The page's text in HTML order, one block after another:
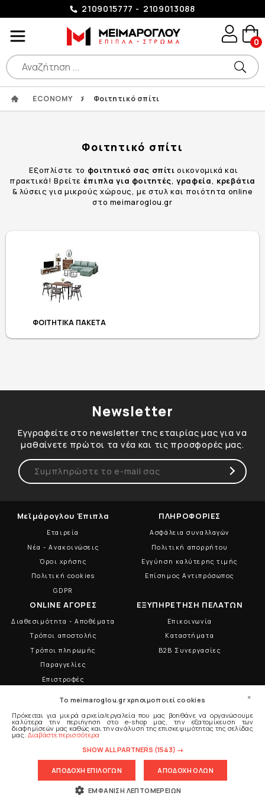
2109015777 2109013088
0
ECONOMY / Φοιτητικό σπίτι
Φοιτητικό σπίτι
Εξοπλίστε το φοιτητικό σας σπίτι οικονομικά και
πρακτικά! Βρείτε έπιπλα για φοιτητές,γραφεία, κρεβάτια
& λύσεις για μικρούς χώρους, με στυλ και ποιότητα online
στο meimaroglou.gr
ΦΟΙΤΗΤΙΚΑ ΠΑΚΕΤΑ
Newsletter
Εγγραφείτε στο newsletter της εταιρίας μας για να
μαθαίνετε πρώτοι τα νέα και τις προσφορές μας.
Μεϊμάρογλου Έπιπλα
Εταιρεία
Νέα - Ανακοινώσεις
Όροι χρήσης
Πολιτική cookies
GDPR
ΠΛΗΡΟΦΟΡΙΕΣ
Ασφάλεια συναλλαγών
Πολιτική απορρήτου
Εγγύηση καλύτερης τιμής
Επίσημος Αντιπρόσωπος
ONLINE ΑΓΟΡΕΣ
Διαθεσιμότητα - Αποθέματα
Τρόποι αποστολής
Τρόποι πληρωμής
Παραγγελίες
Επιστροφές
ΕΞΥΠΗΡΕΤΗΣΗ ΠΕΛΑΤΩΝ
Επικοινωνία
Καταστήματα
B2B Συνεργασίες
2109013088
2109015777
ΑΚΟΛΟΥΘΗΣΤΕ ΜΑΣ
×
To meimaroglou.gr χρησιμοποιεί cookies
Πρόκειται για μικρά αρχεία/εργαλεία που μας βοηθάνε να οργανώσουμε
καλύτερα την περιήγηση στο e-shop μας, την εξατομίκευση των
διαφημίσεών μας καθώς και την ανάλυση της επισκεψιμότητας της σελίδας
μας. Διαβάστε περισσότερα
SHOW ALL PARTNERS (1543) →
ΑΠΟΔΟΧΗ ΕΠΙΛΟΓΩΝ ΑΠΟΔΟΧΗ ΟΛΩΝ
ΕΜΦΆΝΙΣΗ ΛΕΠΤΟΜΕΡΕΙΏΝ